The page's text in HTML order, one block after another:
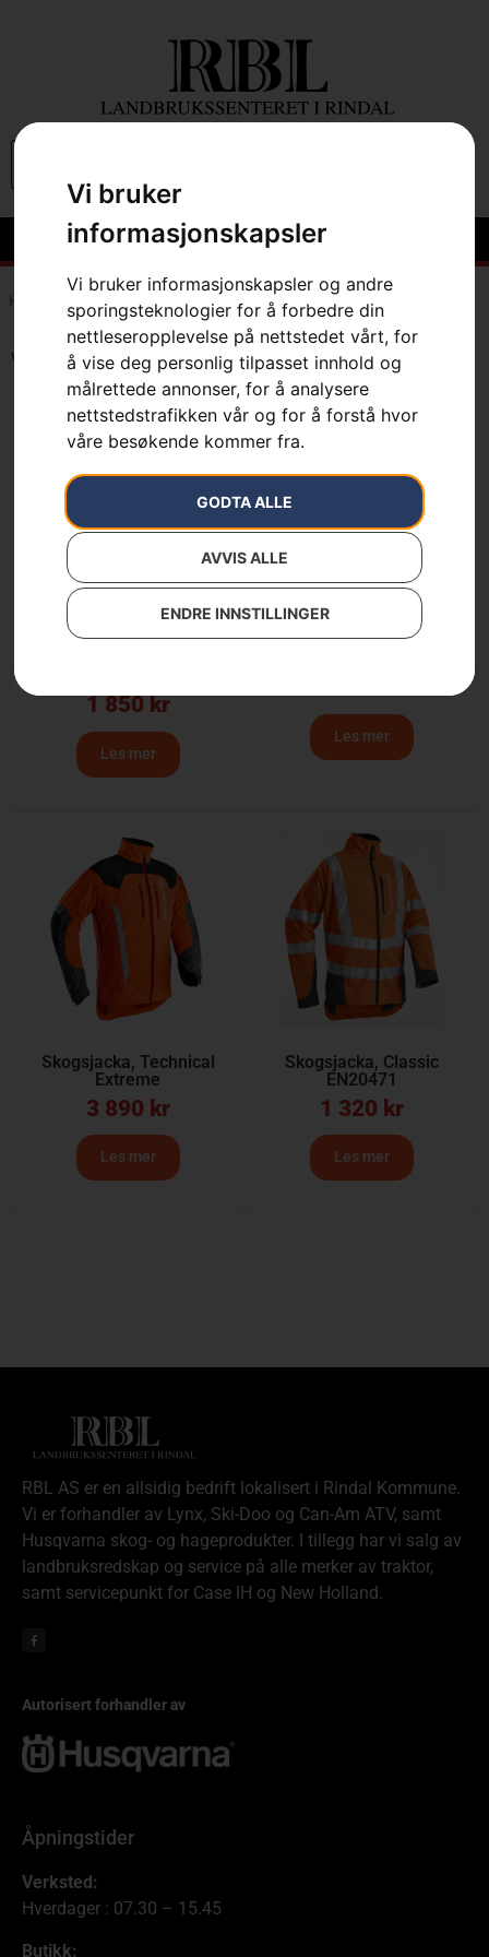
Vi bruker
informasjonskapsler
Vi bruker informasjonskapsler og andre
sporingsteknologier for å forbedre din
nettleseropplevelse på nettstedet vårt, for
å vise deg personlig tilpasset innhold og
målrettede annonser, for å analysere
nettstedstrafikken vår og for å forstå hvor
våre besøkende kommer fra.
GODTA ALLE
AVVIS ALLE
ENDRE INNSTILLINGER
Hem Webbutikk Sko & Klær Jakker
Viser alle 4 resultater
1 850kr
Les mer
Les mer
Skogsjacka, Technical
Extreme
3 890 kr
Les mer
Skogsjacka, Classic
EN20471
1 320 kr
Les mer
RBL AS er en allsidig bedrift lokalisert i Rindal Kommune.
Vi er forhandler av Lynx, Ski-Doo og Can-Am ATV, samt
Husqvarna skog- og hageprodukter. I tillegg har vi salg av
landbruksredskap og service på alle merker av traktor,
samt servicepunkt for Case IH og New Holland.
Autorisert forhandler av
Åpningstider
Verksted:
Hverdager : 07.30 – 15.45
Butikk: